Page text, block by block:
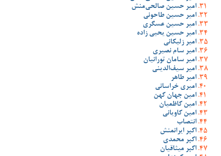
امیر حسین صالحی‌منش
امیر حسین طاحونی
امیر حسین عسگری
امیر حسین یحیی زاده
امیر زلیکانی
امیر سام نصیری
امیر سامان تورانیان
امیر سیف‌الدینی
امیر طاهر
امیری خراسانی
امین جهان کهن
امین کاظمیان
امین کاویانی
انتصاب
اکبر ایرانمنش
اکبر محمدی
اکبر میثاقیان